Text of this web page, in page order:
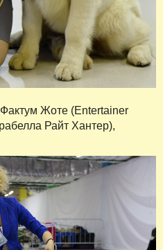
Жоте (Entertainer
Райт Хантер),